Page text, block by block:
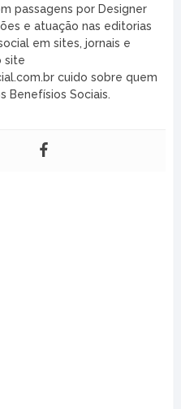
passagens por Designer
e atuação nas editorias
em sites, jornais e
site
cuido sobre quem
Benefísios Sociais.